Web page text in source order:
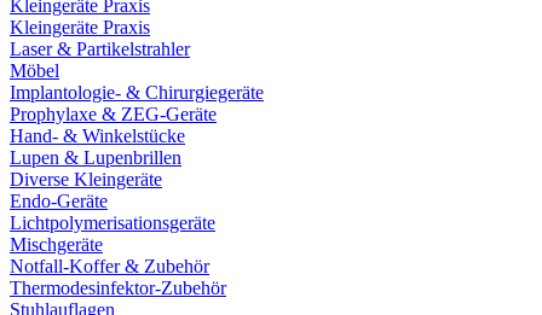
Kleingeräte Praxis
Kleingeräte Praxis
Laser & Partikelstrahler
Möbel
Implantologie- & Chirurgiegeräte
Prophylaxe & ZEG-Geräte
Hand- & Winkelstücke
Lupen & Lupenbrillen
Diverse Kleingeräte
Endo-Geräte
Lichtpolymerisationsgeräte
Mischgeräte
Notfall-Koffer & Zubehör
Thermodesinfektor-Zubehör
Stuhlauflagen